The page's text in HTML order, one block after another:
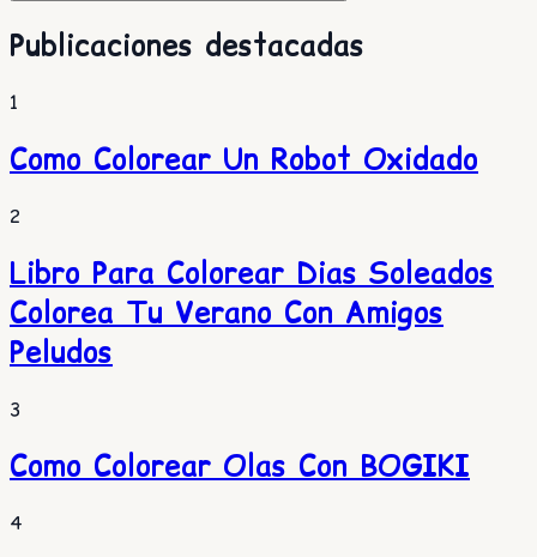
Publicaciones destacadas
1
Como Colorear Un Robot Oxidado
2
Libro Para Colorear Dias Soleados
Colorea Tu Verano Con Amigos
Peludos
3
Como Colorear Olas Con BOGIKI
4